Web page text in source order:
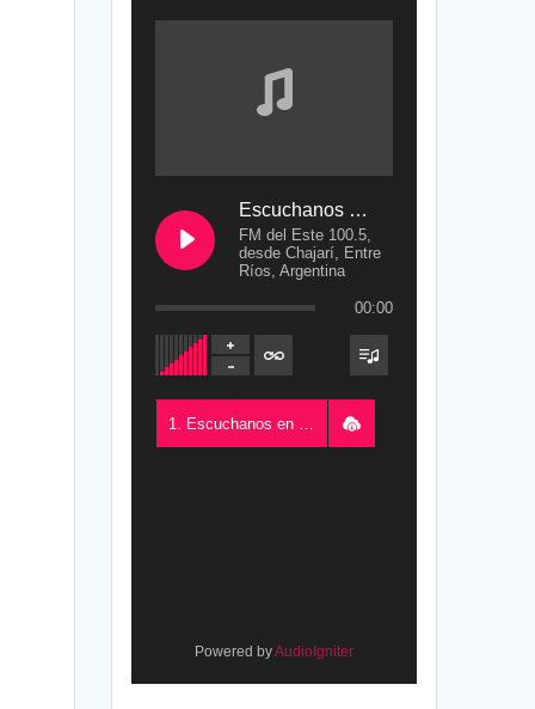
Escuchanos en Vivo
FM del Este 100.5,
desde Chajarí, Entre
Ríos, Argentina
00:00
1. Escuchanos en Vivo - FM del Este 100.5, desde Chajarí, Entre Ríos, Argentina
Powered byAudioIgniter